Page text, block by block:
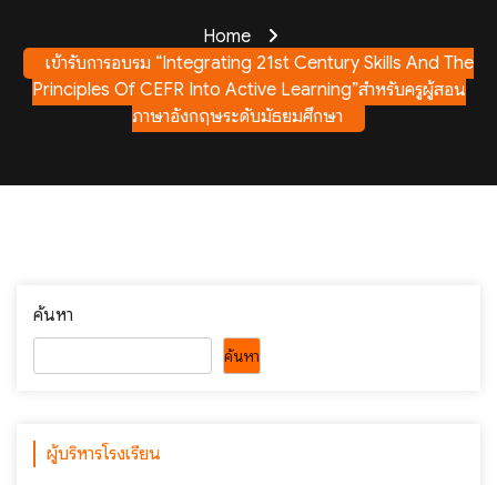
Home
เข้ารับการอบรม “Integrating 21st Century Skills And The
Principles Of CEFR Into Active Learning”สำหรับครูผู้สอน
ภาษาอังกฤษระดับมัธยมศึกษา
ค้นหา
ค้นหา
ผู้บริหารโรงเรียน